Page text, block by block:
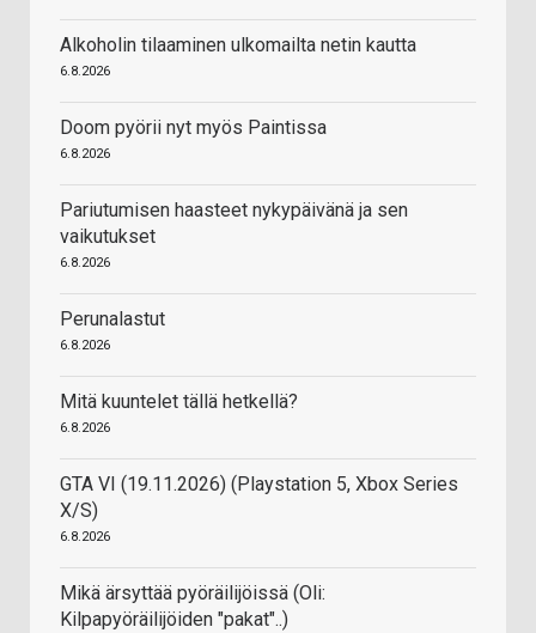
Alkoholin tilaaminen ulkomailta netin kautta
6.8.2026
Doom pyörii nyt myös Paintissa
6.8.2026
Pariutumisen haasteet nykypäivänä ja sen
vaikutukset
6.8.2026
Perunalastut
6.8.2026
Mitä kuuntelet tällä hetkellä?
6.8.2026
GTA VI (19.11.2026) (Playstation 5, Xbox Series
X/S)
6.8.2026
Mikä ärsyttää pyöräilijöissä (Oli:
Kilpapyöräilijöiden "pakat"..)